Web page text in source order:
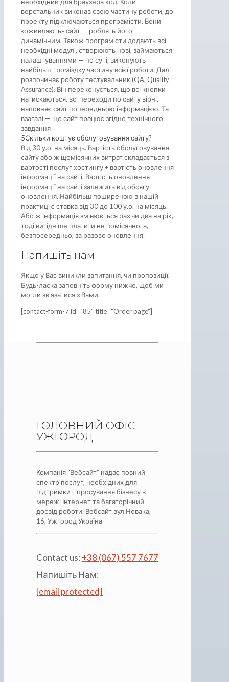
верстальник виконав свою частину роботи, до
проекту підключаються програмісти. Вони
«оживляють» сайт — роблять його
динамічним. Також програмісти додають всі
необхідні модулі, створюють нові, займаються
налаштуваннями — по суті, виконують
найбільш громіздку частину всієї роботи. Далі
розпочинає роботу тестувальник (QA, Quality
Assurance). Він переконується, що всі кнопки
натискаються, всі переходи по сайту вірні,
наповняє сайт попередньою інформацією. Та
взагалі — що сайт працює згідно технічного
завдання
5Скільки коштує обслуговування сайту?
Від 30 у.о. на місяць. Вартість обслуговування
сайту або ж щомісячних витрат складається з
вартості послуг хостингу + вартість оновлення
інформації на сайті. Вартість оновлення
інформації на сайті залежить від обсягу
оновлення. Найбільш поширеною в нашій
практиці є ставка від 30 до 100 у.о. на місяць.
Або ж інформація змінюється раз чи два на рік,
тоді вигідніше платити не помісячно, а,
безпосередньо, за разове оновлення.
Напишіть нам
Якщо у Вас виникли запитання, чи пропозиції.
Будь-ласка заповніть форму нижче, щоб ми
могли зв'язатися з Вами.
[contact-form-7 id="85" title="Order page"]
ГОЛОВНИЙ ОФІС
УЖГОРОД
Компанія “Вебсайт” надає повний
спектр послуг, необхідних для
підтримки і просування бізнесу в
мережі Інтернет та багаторічний
досвід роботи. Вебсайт вул.Новака,
16, Ужгород Україна
Contact us: +38 (067) 557 7677
Напишіть Нам:
[email protected]